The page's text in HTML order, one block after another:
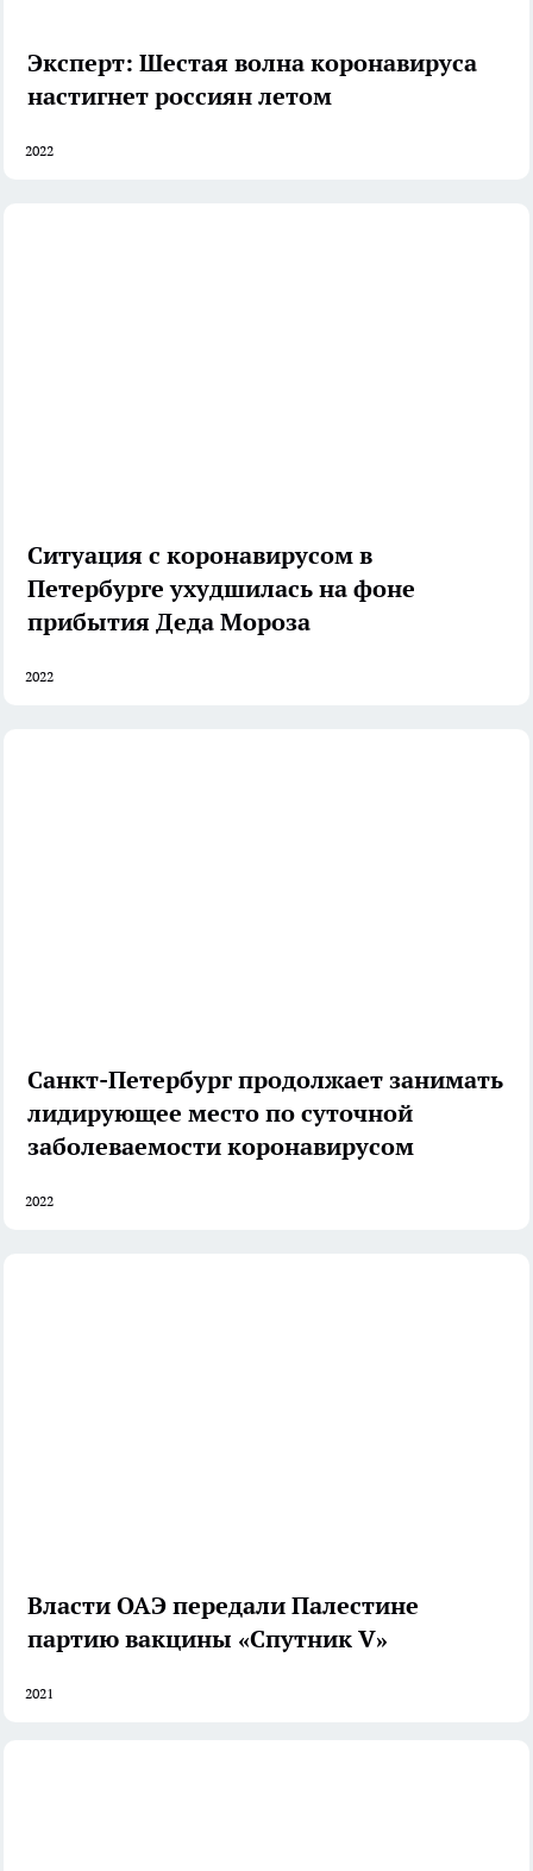
Эксперт: Шестая волна коронавируса
настигнет россиян летом
2022
Ситуация с коронавирусом в
Петербурге ухудшилась на фоне
прибытия Деда Мороза
2022
Санкт-Петербург продолжает занимать
лидирующее место по суточной
заболеваемости коронавирусом
2022
Власти ОАЭ передали Палестине
партию вакцины «Спутник V»
2021